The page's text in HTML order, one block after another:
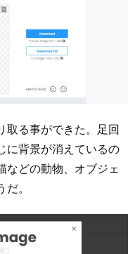
取る事ができた。足回
に背景が消えているの
などの動物、オブジェ
。